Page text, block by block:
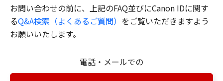
お問い合わせの前に、上記のFAQ並びにCanon IDに関す
るQ&A検索（よくあるご質問） をご覧いただきますよう
お願いいたします。
電話・メールでの